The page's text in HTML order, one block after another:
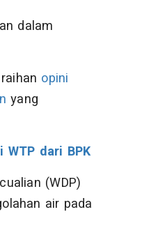
dalam
opini
yang
WTP dari BPK
(WDP)
air pada